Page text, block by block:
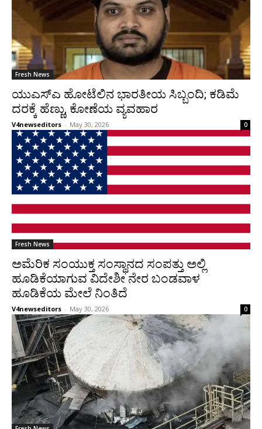
Fresh News
ಯುಎಸ್‍ಎ ಹೋಟೆಲಿನ ಭಾರತೀಯ ಸಿಬ್ಬಂದಿ; ಕಡಿಮೆ
ದರಕ್ಕೆ ಹೆಣ್ಣು, ಕೋಣೆಯ ವ್ಯವಹಾರ
V4newseditors - May 30, 2026 0
Fresh News
ಅಮೆರಿಕ ಸಂಯುಕ್ತ ಸಂಸ್ಥಾನದ ಸಂಪತ್ತು ಅಲ್ಲಿ
ಹೂಡಿಕೆಯಾಗುವ ವಿದೇಶೀ ನೇರ ಬಂಡವಾಳ
ಹೂಡಿಕೆಯ ಮೇಲೆ ನಿಂತಿದೆ
V4newseditors - May 30, 2026 0